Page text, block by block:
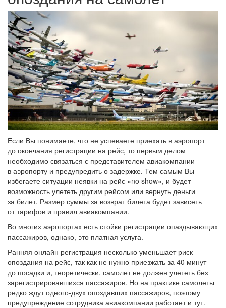
Если Вы понимаете, что не успеваете приехать в аэропорт
до окончания регистрации на рейс, то первым делом
необходимо связаться с представителем авиакомпании
в аэропорту и предупредить о задержке. Тем самым Вы
избегаете ситуации неявки на рейс «no show», и будет
возможность улететь другим рейсом или вернуть деньги
за билет. Размер суммы за возврат билета будет зависеть
от тарифов и правил авиакомпании.
Во многих аэропортах есть стойки регистрации опаздывающих
пассажиров, однако, это платная услуга.
Ранняя онлайн регистрация несколько уменьшает риск
опоздания на рейс, так как не нужно приезжать за 40 минут
до посадки и, теоретически, самолет не должен улететь без
зарегистрировавшихся пассажиров. Но на практике самолеты
редко ждут одного-двух опоздавших пассажиров, поэтому
предупреждение сотрудника авиакомпании работает и тут.